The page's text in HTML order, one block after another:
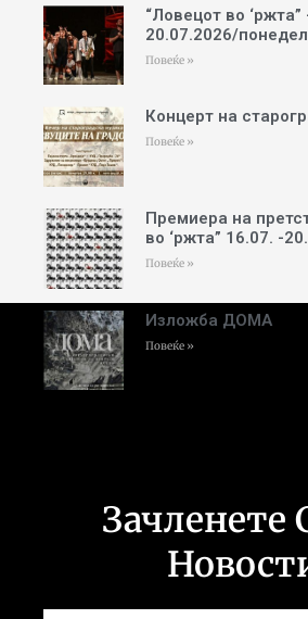
“Ловецот во
20.07.2026/
Повеќе »
Концерт на
Повеќе »
Премиера на
во ‘ржта” 16.07. -
Повеќе »
Изложба ДОМА
Повеќе »
Зачленете